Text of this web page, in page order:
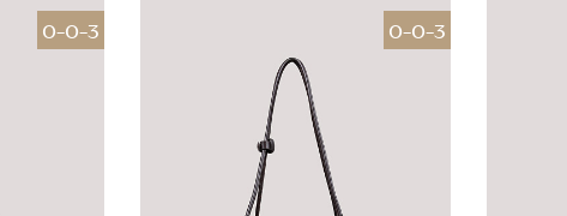
0-0-3 0-0-3